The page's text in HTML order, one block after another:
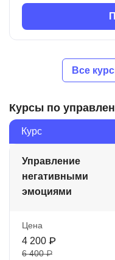
Все
Курсы по
Курс
Управление
негативными
эмоциями
Цена
4 200 ₽
6 400 ₽